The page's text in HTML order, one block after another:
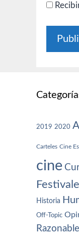
2019 2020
Carteles Cine
cine
Historia
Off-Topic